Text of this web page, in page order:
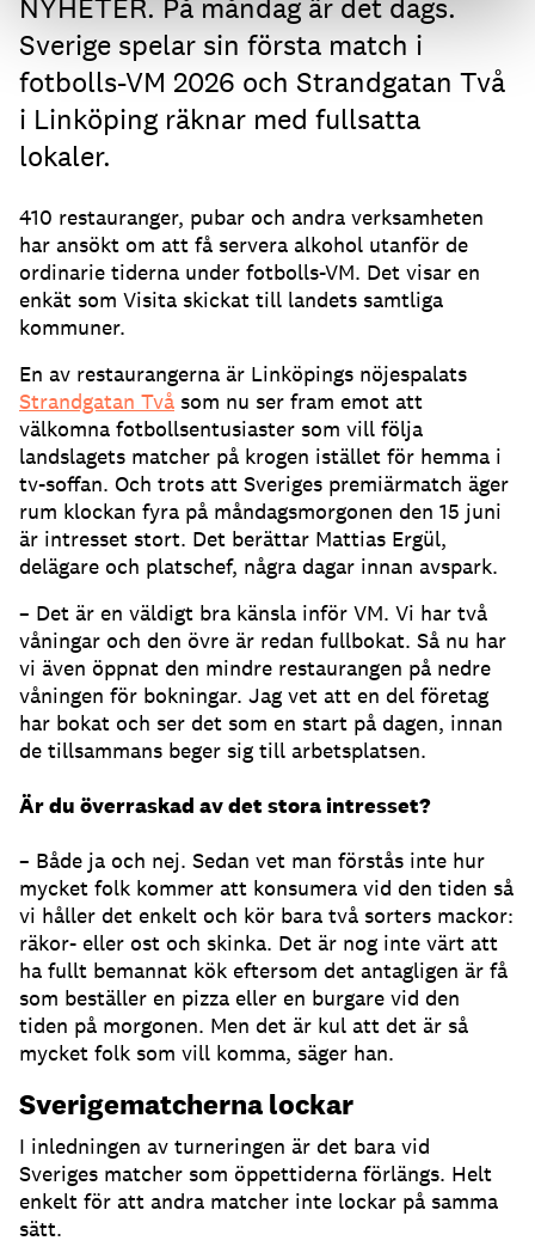
NYHETER. På måndag är det dags.
Sverige spelar sin första match i
fotbolls-VM 2026 och Strandgatan Två
i Linköping räknar med fullsatta
lokaler.
410 restauranger, pubar och andra verksamheten
har ansökt om att få servera alkohol utanför de
ordinarie tiderna under fotbolls-VM. Det visar en
enkät som Visita skickat till landets samtliga
kommuner.
En av restaurangerna är Linköpings nöjespalats
Strandgatan Två som nu ser fram emot att
välkomna fotbollsentusiaster som vill följa
landslagets matcher på krogen istället för hemma i
tv-soffan. Och trots att Sveriges premiärmatch äger
rum klockan fyra på måndagsmorgonen den 15 juni
är intresset stort. Det berättar Mattias Ergül,
delägare och platschef, några dagar innan avspark.
– Det är en väldigt bra känsla inför VM. Vi har två
våningar och den övre är redan fullbokat. Så nu har
vi även öppnat den mindre restaurangen på nedre
våningen för bokningar. Jag vet att en del företag
har bokat och ser det som en start på dagen, innan
de tillsammans beger sig till arbetsplatsen.
Är du överraskad av det stora intresset?
– Både ja och nej. Sedan vet man förstås inte hur
mycket folk kommer att konsumera vid den tiden så
vi håller det enkelt och kör bara två sorters mackor:
räkor- eller ost och skinka. Det är nog inte värt att
ha fullt bemannat kök eftersom det antagligen är få
som beställer en pizza eller en burgare vid den
tiden på morgonen. Men det är kul att det är så
mycket folk som vill komma, säger han.
Sverigematcherna lockar
I inledningen av turneringen är det bara vid
Sveriges matcher som öppettiderna förlängs. Helt
enkelt för att andra matcher inte lockar på samma
sätt.